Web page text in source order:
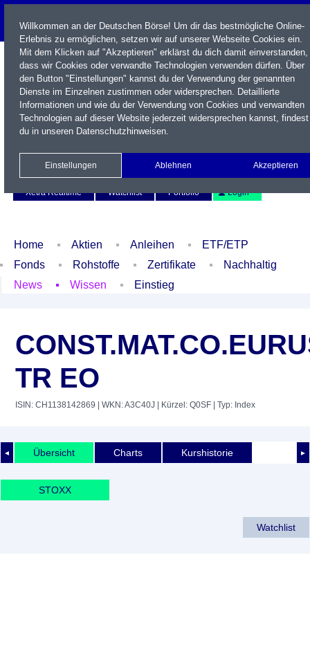
Name / WKN / ISIN / Kürzel
Xetra Realtime
Watchlist Portfolio Login
Home Aktien Anleihen
ETF/ETP
Fonds
Rohstoffe Zertifikate
Nachhaltig
News
Wissen Einstieg
TR EO
ISIN: CH1138142869 | WKN: A3C40J | Kürzel: Q0SF | Typ: Index
◄ ►
Übersicht Charts Kurshistorie
STOXX
Watchlist
Willkommen an der Deutschen Börse! Um dir das bestmögliche Online-
Erlebnis zu ermöglichen, setzen wir auf unserer Webseite Cookies ein.
Mit dem Klicken auf "Akzeptieren" erklärst du dich damit einverstanden,
dass wir Cookies oder verwandte Technologien verwenden dürfen. Über
den Button "Einstellungen" kannst du der Verwendung der genannten
Dienste im Einzelnen zustimmen oder widersprechen. Detaillierte
Informationen und wie du der Verwendung von Cookies und verwandten
Technologien auf dieser Website jederzeit widersprechen kannst, findest
du in unseren Datenschutzhinweisen.
Einstellungen Ablehnen Akzeptieren